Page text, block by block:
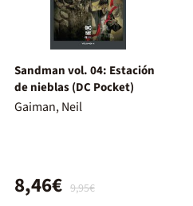
Sandman vol. 04: Estación
de nieblas (DC Pocket)
Gaiman, Neil
9,95€
8,46€